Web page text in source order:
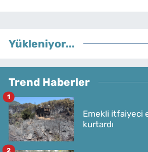
Yükleniyor...
Trend Haberler
Emekli itfaiyeci
kurtardı
1
2